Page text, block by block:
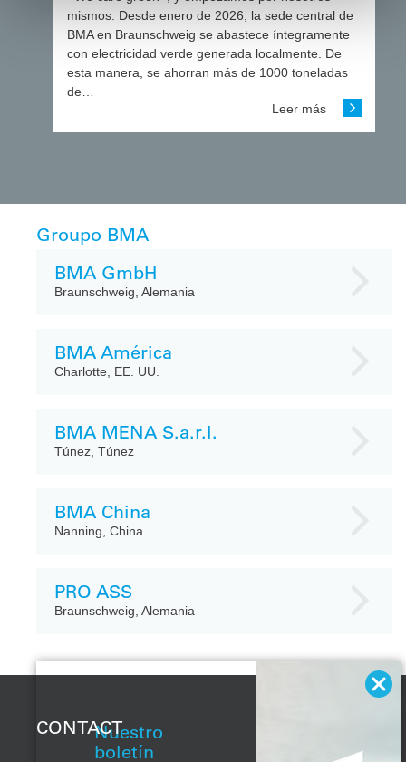
mismos: Desde enero de 2026, la sede central de
BMA en Braunschweig se abastece íntegramente
con electricidad verde generada localmente. De
esta manera, se ahorran más de 1000 toneladas
de…
Leer más
Groupo BMA
BMA GmbH
Braunschweig, Alemania
BMA América
Charlotte, EE. UU.
BMA MENA S.a.r.l.
Túnez, Túnez
BMA China
Nanning, China
PRO ASS
Braunschweig, Alemania
Nuestro
boletín
CONTACT